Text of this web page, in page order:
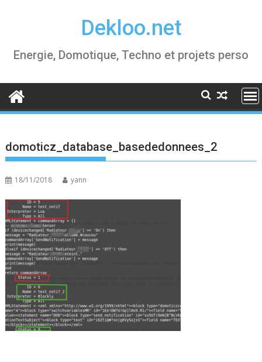
Dekloo.net
Energie, Domotique, Techno et projets perso
domoticz_database_basededonnees_2
18/11/2018 yann